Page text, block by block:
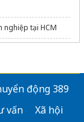
nghiệp tại HCM
nghiệp đúng giá
động 389
vấn
Xã hội